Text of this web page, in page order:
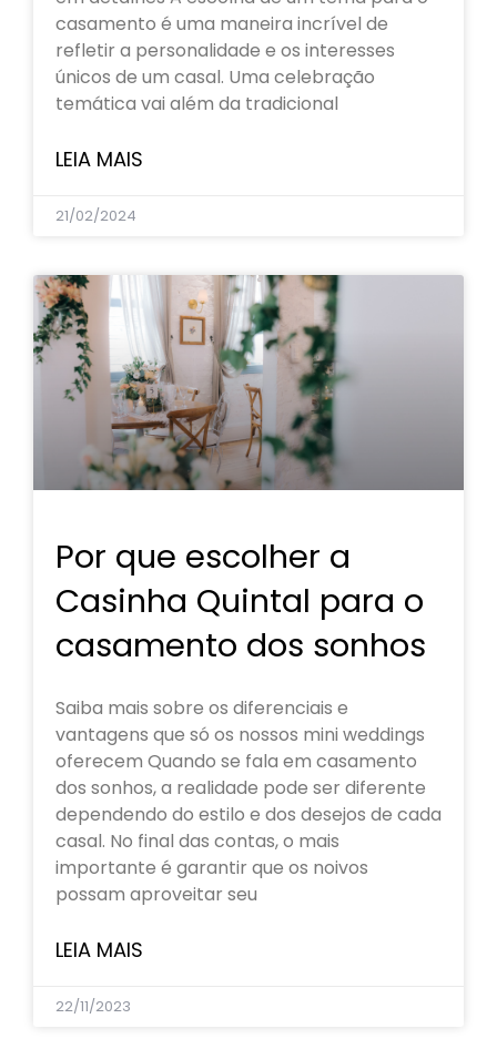
casamento é uma maneira incrível de
refletir a personalidade e os interesses
únicos de um casal. Uma celebração
temática vai além da tradicional
LEIA MAIS
21/02/2024
Por que escolher a
Casinha Quintal para o
casamento dos sonhos
Saiba mais sobre os diferenciais e
vantagens que só os nossos mini weddings
oferecem Quando se fala em casamento
dos sonhos, a realidade pode ser diferente
dependendo do estilo e dos desejos de cada
casal. No final das contas, o mais
importante é garantir que os noivos
possam aproveitar seu
LEIA MAIS
22/11/2023